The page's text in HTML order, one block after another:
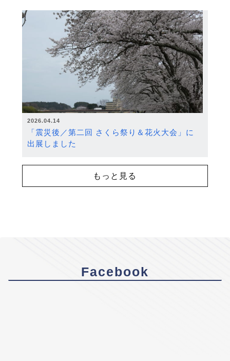
2026.04.14
「震災後／第二回 さくら祭り＆花火大会」に
出展しました
もっと見る
Facebook